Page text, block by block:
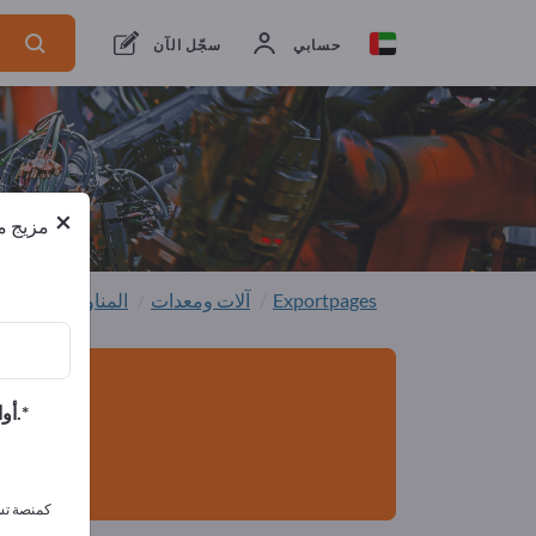
سجّل الآن حسابي من المصدرين من المصنعين7
Exportpages آلات ومعدات المناولة والرفع
× مزيج
أوافق على تلقي الرسائل الإخبارية الخاصة بك وأوافق على بيان خصوصية البيانات.